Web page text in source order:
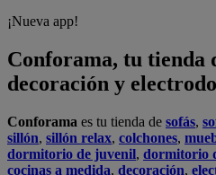
¡Nueva app!
Conforama, tu tienda
decoración y
Conforama es tu tienda de sofás,
sillón, sillón relax, colchones,
dormitorio de juvenil, dormitorio
cocinas a medida, decoración,